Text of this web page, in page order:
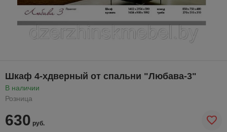
Шкаф 4-хдверный от спальни "Любава-3"
В наличии
Розница
630 руб.